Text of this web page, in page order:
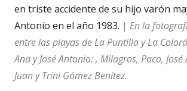
en triste accidente de su hijo varón
Antonio en el año 1983. | En la
entre las playas de La Puntilla y La
Ana y José Antonio: , Milagros, Paco,
Juan y Trini Gómez Benítez.